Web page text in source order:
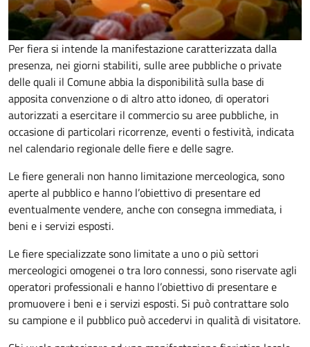
Per fiera si intende la manifestazione caratterizzata dalla
presenza, nei giorni stabiliti, sulle aree pubbliche o private
delle quali il Comune abbia la disponibilità sulla base di
apposita convenzione o di altro atto idoneo, di operatori
autorizzati a esercitare il commercio su aree pubbliche, in
occasione di particolari ricorrenze, eventi o festività, indicata
nel calendario regionale delle fiere e delle sagre.
Le fiere generali non hanno limitazione merceologica, sono
aperte al pubblico e hanno l’obiettivo di presentare ed
eventualmente vendere, anche con consegna immediata, i
beni e i servizi esposti.
Le fiere specializzate sono limitate a uno o più settori
merceologici omogenei o tra loro connessi, sono riservate agli
operatori professionali e hanno l’obiettivo di presentare e
promuovere i beni e i servizi esposti. Si può contrattare solo
su campione e il pubblico può accedervi in qualità di visitatore.